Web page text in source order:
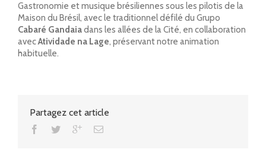
Gastronomie et musique brésiliennes sous les pilotis de la
Maison du Brésil, avec le traditionnel défilé du Grupo
Cabaré Gandaiadans les allées de la Cité, en collaboration
avecAtividade na Lage, préservant notre animation
habituelle.
Partagez cet article